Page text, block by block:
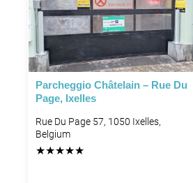
Parcheggio Châtelain – Rue Du
Page, Ixelles
Rue Du Page 57, 1050 Ixelles,
Belgium
★★★★★